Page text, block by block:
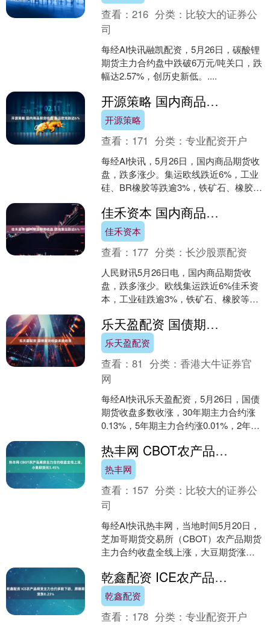
查看：216 分类： 比较大的证券公
司
每经AI快讯融凯配资，5月26日，碳酸锂
期货主力合约盘中跌破6万元/吨关口，跌
幅达2.57%，创历史新低。....
开源策略 国内商品期货收盘 集运欧线跌近6%
开源策略
查看： 171 分类：专业配资开户
每经AI快讯，5月26日，国内商品期货收
盘，跌多涨少。集运欧线跌近6%，工业
硅、BR橡胶等跌逾3%，铁矿石、橡胶等
1%，沪锌、....
佳禾资本 国内商品期货收盘 欧线集运跌近6%
佳禾资本
查看： 177 分类：长沙股票配资
人民财讯5月26日电，国内商品期货收
盘，跌多涨少。欧线集运跌近6%佳禾资
本，工业硅跌逾3%，铁矿石、橡胶等跌
乐天盈配资 国债期货收盘多数收涨
乐天盈配资
查看：81 分类：香港大牛证券官
网
每经AI快讯乐天盈配资，5月26日，国债
期货收盘多数收涨，30年期主力合约涨
0.13%，5年期主力合约涨0.01%，2年期
热丰网 CBOT农产品期货主力合约收盘全线上涨，小麦期货涨3.45%
热丰网
查看： 157 分类： 比较大的证券公
司
每经AI快讯热丰网，当地时间5月20日，
芝加哥期货交易所（CBOT）农产品期货
主力合约收盘全线上涨，大豆期货涨
涨....
乾鑫配资 ICE农产品期货主力合约多数下跌，原糖期货跌0.23%
乾鑫配资
查看： 178 分类：专业配资开户